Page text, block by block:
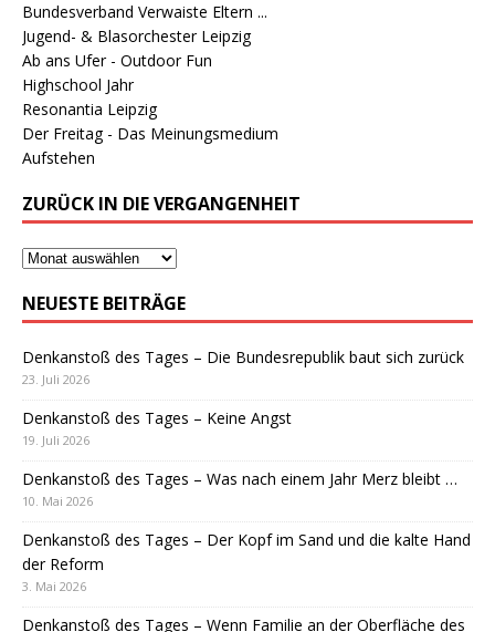
Bundesverband Verwaiste Eltern ...
Jugend- & Blasorchester Leipzig
Ab ans Ufer - Outdoor Fun
Highschool Jahr
Resonantia Leipzig
Der Freitag - Das Meinungsmedium
Aufstehen
ZURÜCK IN DIE VERGANGENHEIT
NEUESTE BEITRÄGE
Denkanstoß des Tages – Die Bundesrepublik baut sich zurück
23. Juli 2026
Denkanstoß des Tages – Keine Angst
19. Juli 2026
Denkanstoß des Tages – Was nach einem Jahr Merz bleibt …
10. Mai 2026
Denkanstoß des Tages – Der Kopf im Sand und die kalte Hand
der Reform
3. Mai 2026
Denkanstoß des Tages – Wenn Familie an der Oberfläche des